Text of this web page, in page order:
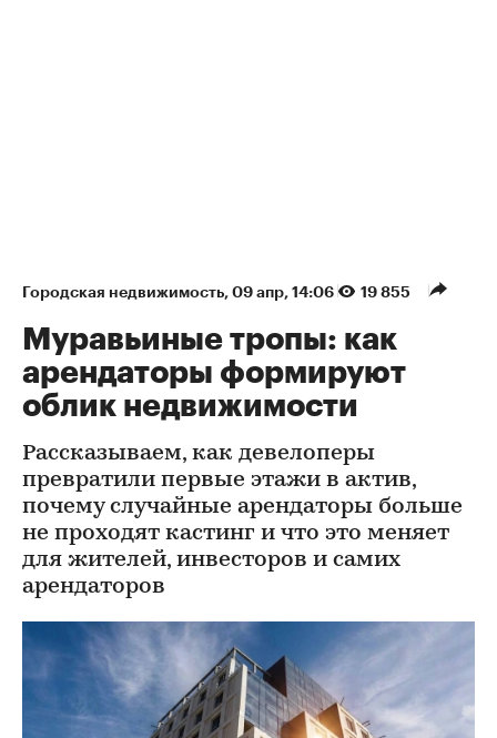
Городская недвижимость 09 апр, 14:06 19 855
Муравьиные тропы: как
арендаторы формируют
облик недвижимости
Рассказываем, как девелоперы
превратили первые этажи в актив,
почему случайные арендаторы больше
не проходят кастинг и что это меняет
для жителей, инвесторов и самих
арендаторов